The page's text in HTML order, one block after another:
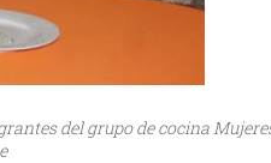
del grupo de cocina